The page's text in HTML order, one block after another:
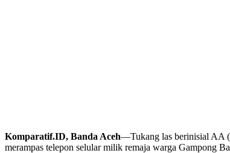
Komparatif.ID, Banda Aceh—Tukang las berinisial AA
merampas telepon selular milik remaja warga Gampong